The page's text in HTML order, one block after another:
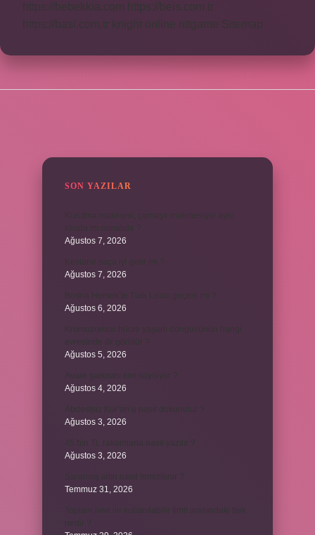
https://bebekkia.com
https://beis.com.tr
https://basi.com.tr knight online nttgame Sitemap
SON YAZILAR
Ağustos 7, 2026
Ağustos 7, 2026
Ağustos 6, 2026
Ağustos 5, 2026
Ağustos 4, 2026
Ağustos 3, 2026
Ağustos 3, 2026
Temmuz 31, 2026